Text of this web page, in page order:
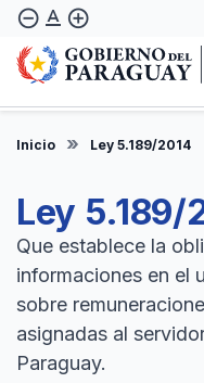
Pasar
contenido
principal
remove_circle_outline text_format add_circle_outline
Inicio Ley 5.189/2014
Ley 5.189/
Que establece la
informaciones en el
sobre
asignadas al
Paraguay.